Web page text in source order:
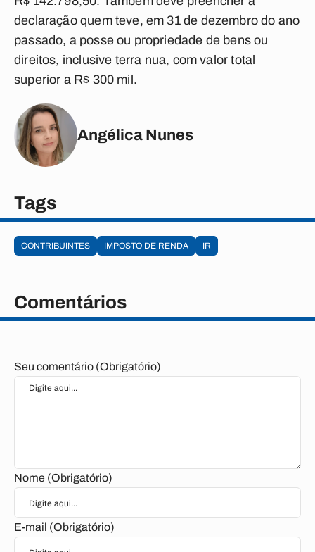
declaração quem teve, em 31 de dezembro do ano
passado, a posse ou propriedade de bens ou
direitos, inclusive terra nua, com valor total
superior a R$ 300 mil.
Angélica Nunes
Tags
CONTRIBUINTES IMPOSTO DE RENDA IR
Comentários
Seu comentário (Obrigatório)
Nome (Obrigatório)
E-mail (Obrigatório)